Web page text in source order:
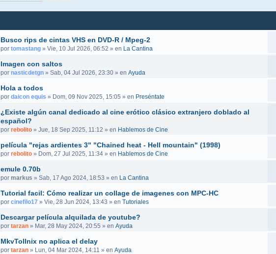
Busco rips de cintas VHS en DVD-R / Mpeg-2
por tomastang» Vie, 10 Jul 2026, 06:52 » en La Cantina
Imagen con saltos
por nasticdetgn» Sab, 04 Jul 2026, 23:30» en Ayuda
Hola a todos
por daicon equis » Dom, 09 Nov 2025, 15:05 » en Preséntate
¿Existe algún canal dedicado al cine erótico clásico extranjero doblado al
español?
por rebolito» Jue, 18 Sep 2025, 11:12 » en Hablemos de Cine
película "rejas ardientes 3" "Chained heat - Hell mountain" (1998)
por rebolito» Dom, 27 Jul 2025, 11:34» en Hablemos de Cine
emule 0.70b
por markus » Sab, 17 Ago 2024, 18:53 » en La Cantina
Tutorial facil: Cómo realizar un collage de imagenes con MPC-HC
por cinefilo17 » Vie, 28 Jun 2024, 13:43 » en Tutoriales
Descargar película alquilada de youtube?
por tarzan» Mar, 28 May 2024, 20:55 » en Ayuda
MkvTollnix no aplica el delay
por tarzan» Lun, 04 Mar 2024, 14:11 » en Ayuda